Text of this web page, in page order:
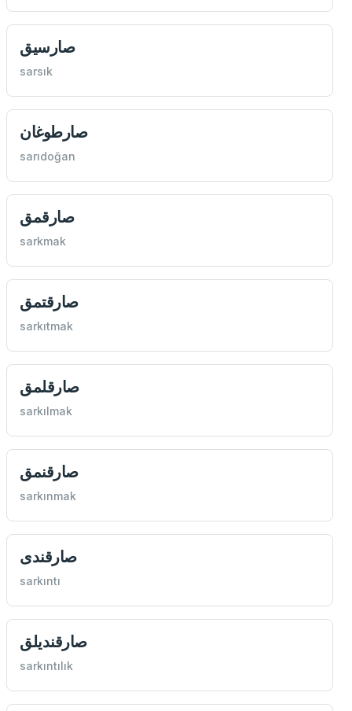
صارسيق
sarsık
صارطوغان
sarıdoğan
صارقمق
sarkmak
صارقتمق
sarkıtmak
صارقلمق
sarkılmak
صارقنمق
sarkınmak
صارقندی
sarkıntı
صارقنديلق
sarkıntılık